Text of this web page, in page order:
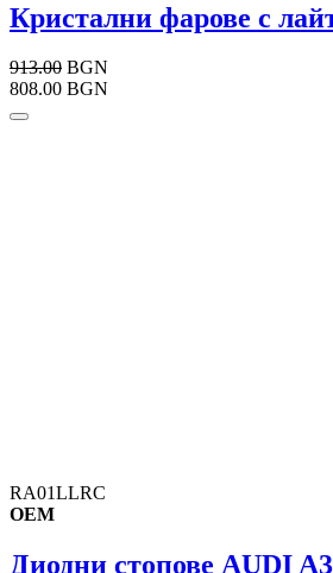
Кристални фарове с
913.00 BGN
808.00 BGN
RA01LLRC
OEM
Диодни стопове AUDI